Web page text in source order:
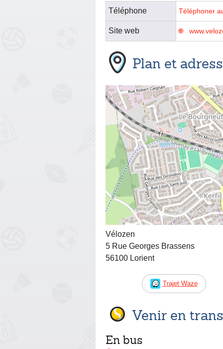
Téléphone Téléphoner
Site web
Plan et
Vélozen
5 Rue Georges Brassens
56100 Lorient
Trajet Waze
Venir en
En bus